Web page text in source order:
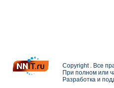
Copyright . Все
При полном или
Разработка и